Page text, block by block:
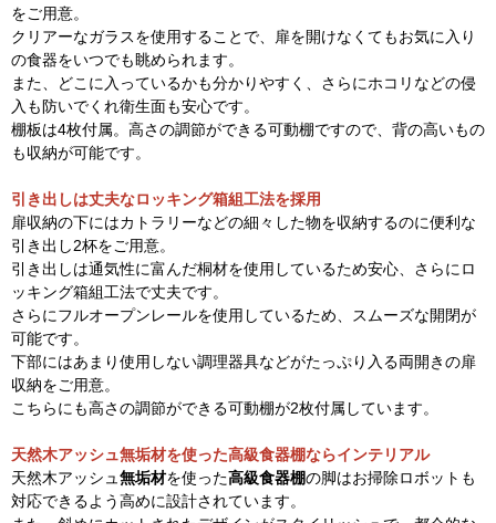
をご用意。
クリアーなガラスを使用することで、扉を開けなくてもお気に入り
の食器をいつでも眺められます。
また、どこに入っているかも分かりやすく、さらにホコリなどの侵
入も防いでくれ衛生面も安心です。
棚板は4枚付属。高さの調節ができる可動棚ですので、背の高いもの
も収納が可能です。
引き出しは丈夫なロッキング箱組工法を採用
扉収納の下にはカトラリーなどの細々した物を収納するのに便利な
引き出し2杯をご用意。
引き出しは通気性に富んだ桐材を使用しているため安心、さらにロ
ッキング箱組工法で丈夫です。
さらにフルオープンレールを使用しているため、スムーズな開閉が
可能です。
下部にはあまり使用しない調理器具などがたっぷり入る両開きの扉
収納をご用意。
こちらにも高さの調節ができる可動棚が2枚付属しています。
天然木アッシュ無垢材を使った高級食器棚ならインテリアル
天然木アッシュ無垢材を使った高級食器棚の脚はお掃除ロボットも
対応できるよう高めに設計されています。